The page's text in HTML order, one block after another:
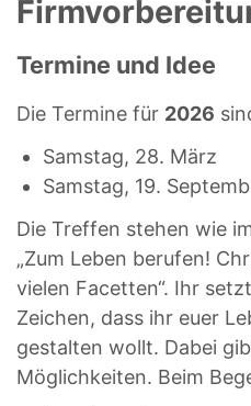
Termine und Idee
Die Termine für 2026
Samstag, 28. März
Samstag, 19.
Die Treffen stehen wie
„Zum Leben berufen!
vielen Facetten“. Ihr
Zeichen, dass ihr euer
gestalten wollt. Dabei
Möglichkeiten. Beim